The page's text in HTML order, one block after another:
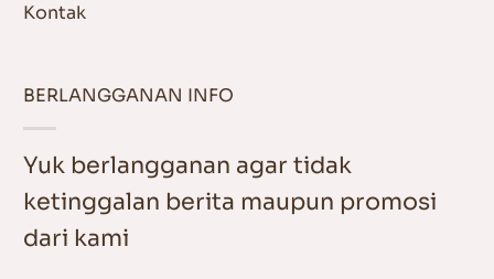
Kontak
BERLANGGANAN INFO
Yuk berlangganan agar tidak
ketinggalan berita maupun promosi
dari kami